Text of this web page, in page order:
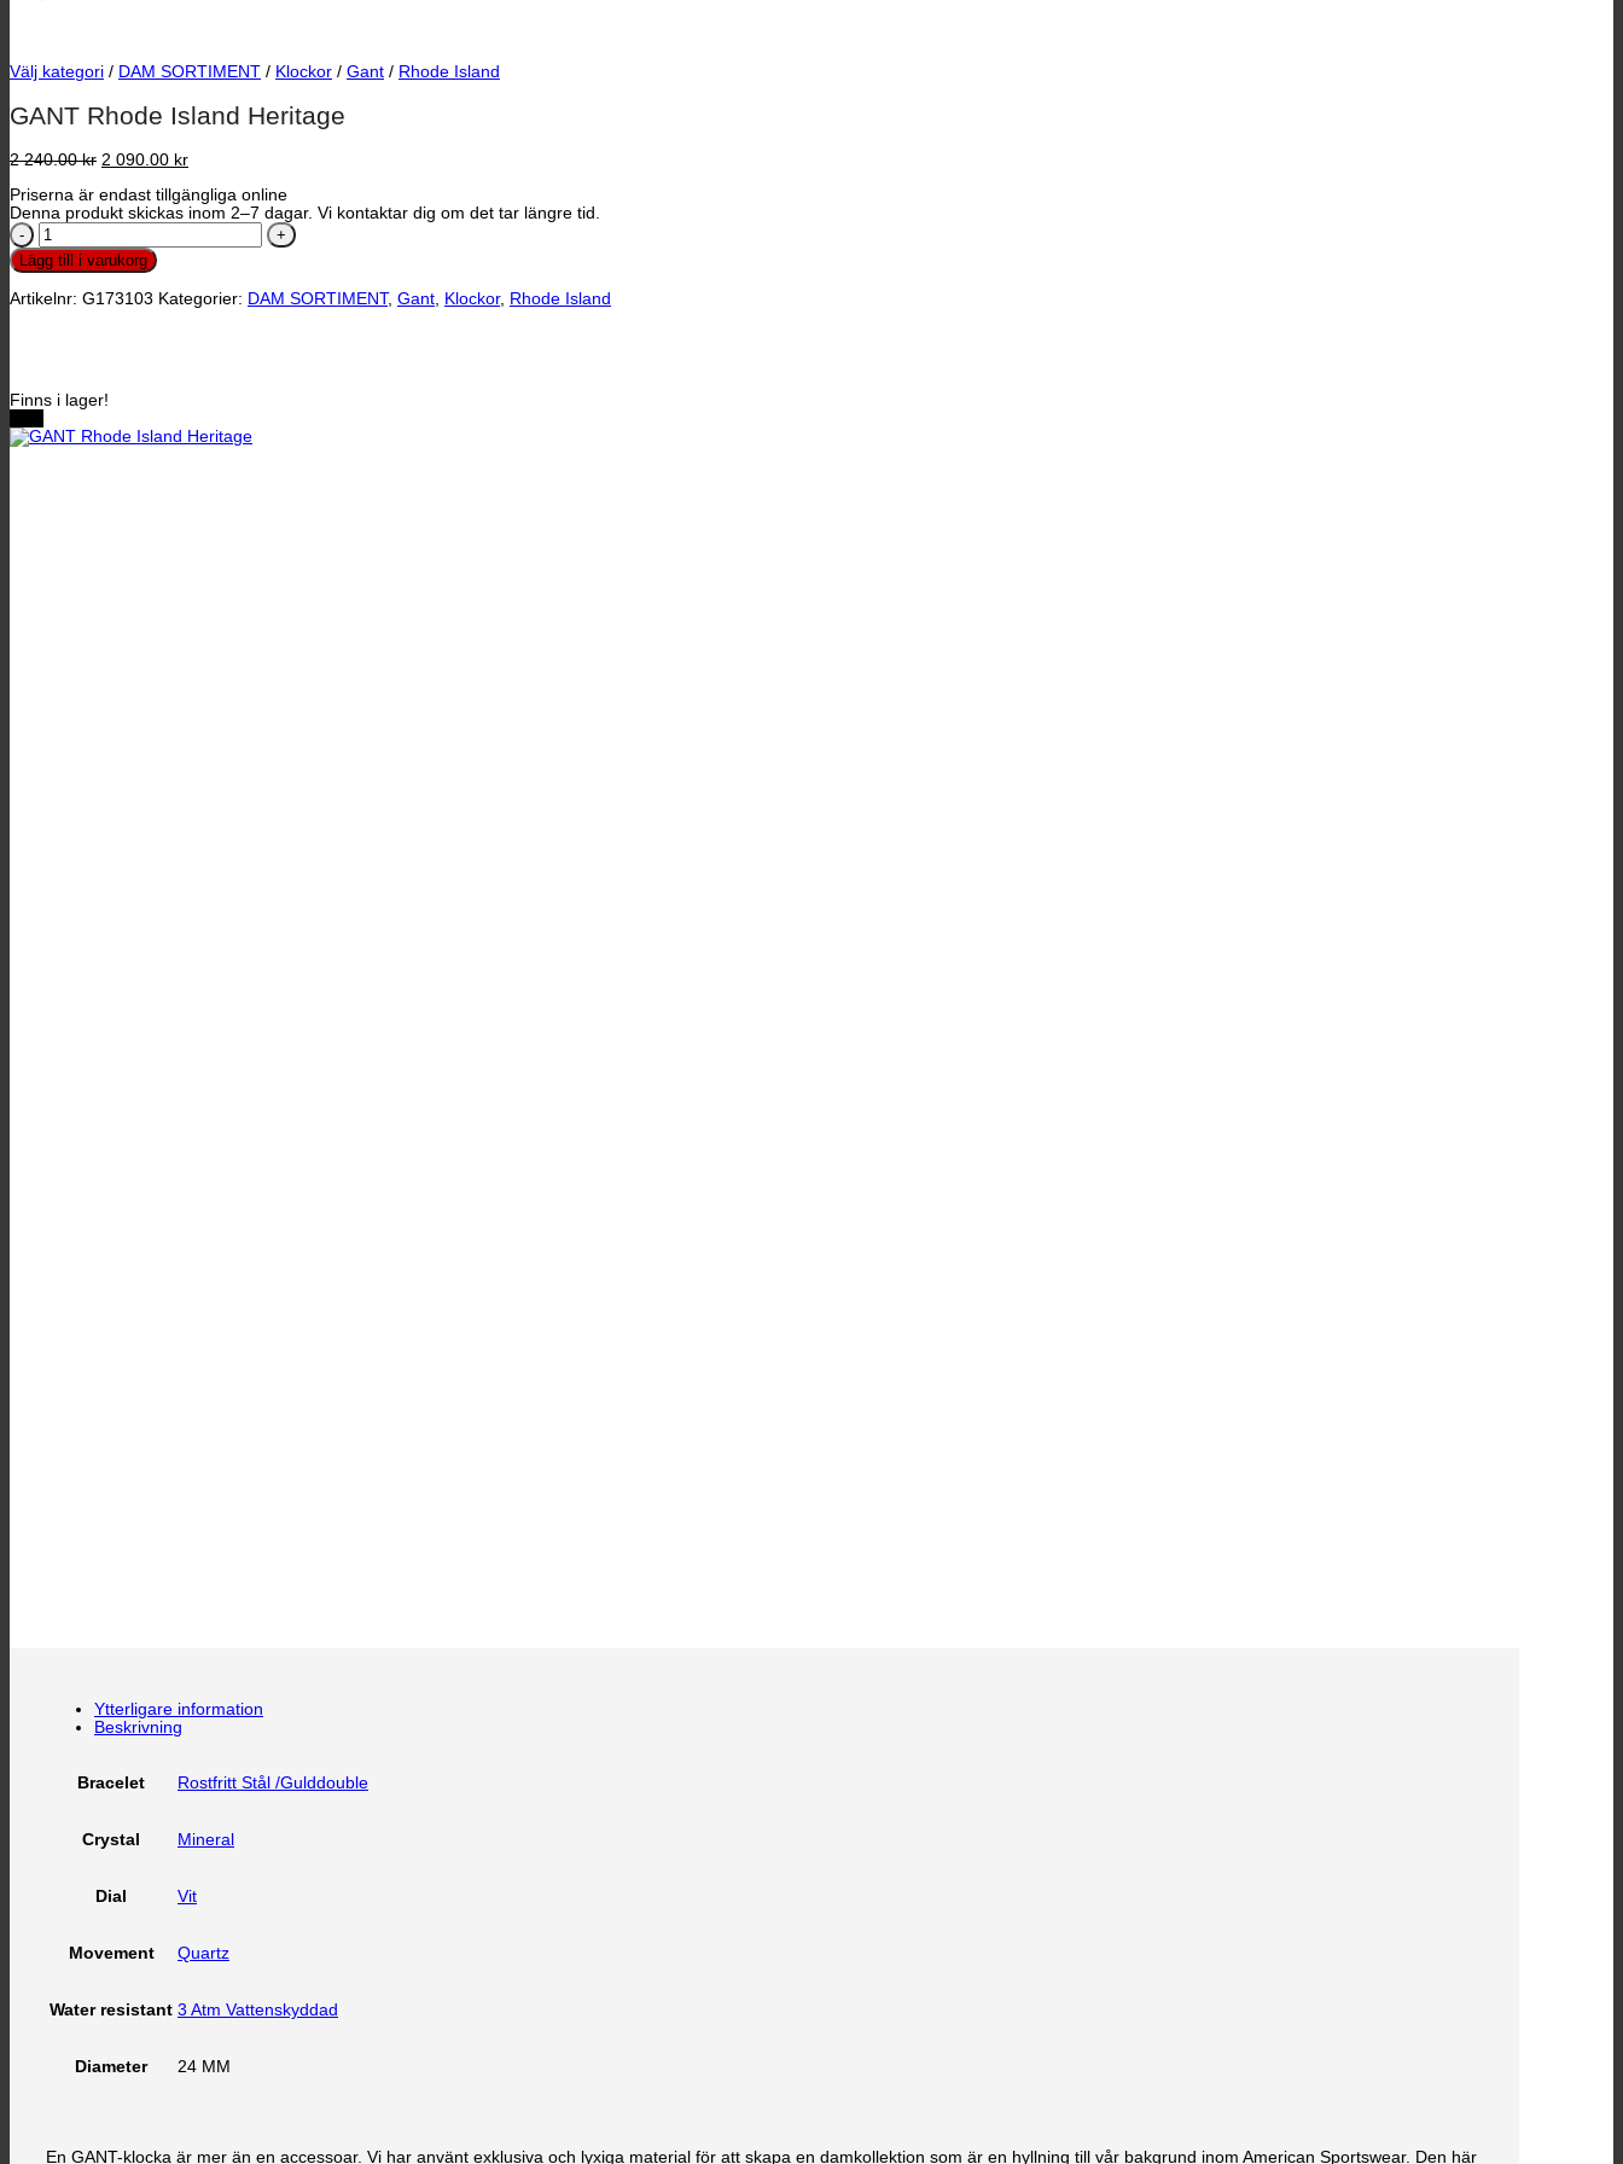
Välj kategori / DAM SORTIMENT / Klockor / Gant / Rhode Island
GANT Rhode Island Heritage
2 240.00kr Det
priset
var:
240.00 kr.
2 090.00 krDet
priset
är:
090.00 kr.
Priserna är endast tillgängliga online
Denna produkt skickas inom 2–7 dagar. Vi kontaktar dig om det tar längre tid.
GANT
Rhode
Island
mängd
Lägg till i varukorg
Artikelnr: G173103 Kategorier: DAM SORTIMENT, Gant Klockor, Rhode Island
Finns i lager!
Ytterligare information
Beskrivning
Bracelet Rostfritt Stål /Gulddouble
Crystal Mineral
Dial Vit
Movement Quartz
Water resistant 3 Atm Vattenskyddad
Diameter 24 MM
En GANT-klocka är mer än en accessoar. Vi har använt exklusiva och lyxiga material för att skapa en damkollektion som är en hyllning till vår bakgrund inom American Sportswear. Den här